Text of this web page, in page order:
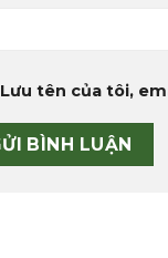
Lưu tên của tôi,